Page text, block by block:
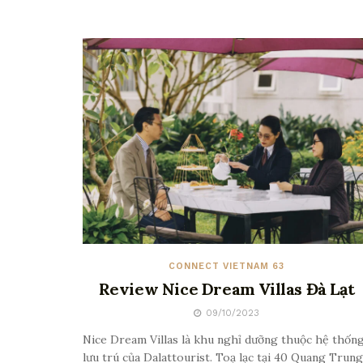
CONNECT VIETNAM 63
Review Nice Dream Villas Đà Lạt
09/10/2023
Nice Dream Villas là khu nghỉ dưỡng thuộc hệ
lưu trú của Dalattourist. Toạ lạc tại 40 Quang